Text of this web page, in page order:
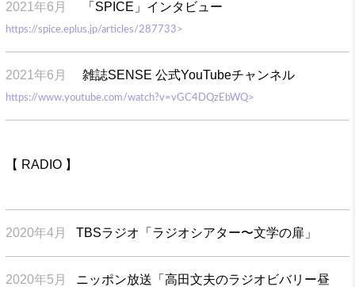
2021年6月 「SPICE」インタビュー
https://spice.eplus.jp/articles/287733>
2021年6月 雑誌SENSE 公式YouTubeチャンネル
https://www.youtube.com/watch?v=vGC4DQzEbWQ>
【 RADIO 】
2020年4月 TBSラジオ「ラジオシアター〜文学の扉」
2020年5月
ニッポン放送「高田文夫のラジオビバリー昼